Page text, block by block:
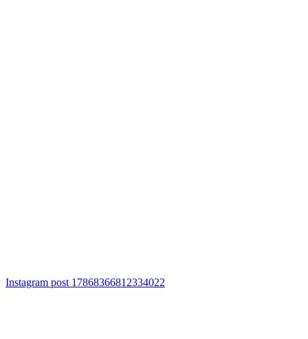
Instagram post 17868366812334022